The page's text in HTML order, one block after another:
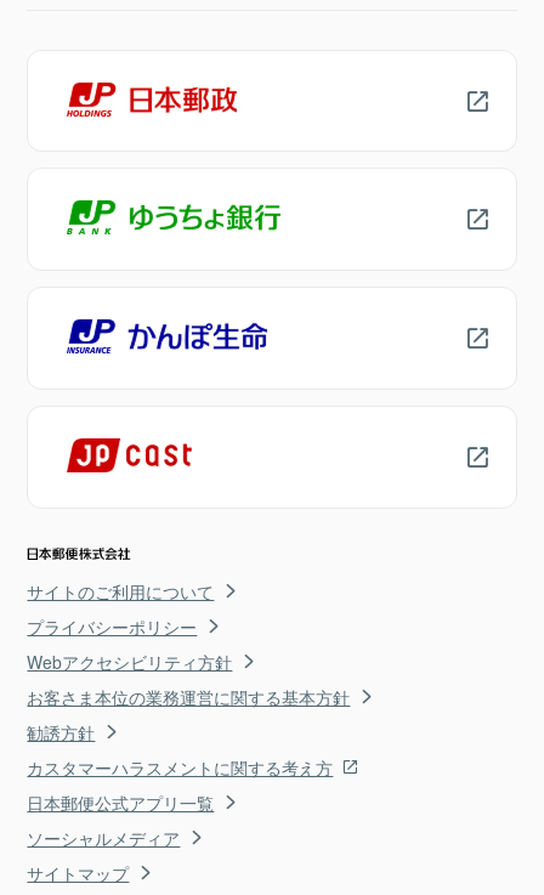
サイトのご利用について
プライバシーポリシー
Webアクセシビリティ方針
お客さま本位の業務運営に関する基本方針
勧誘方針
カスタマーハラスメントに関する考え方
日本郵便公式アプリ一覧
ソーシャルメディア
サイトマップ